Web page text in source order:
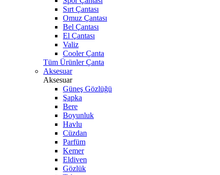
Sırt Çantası
Omuz Çantası
Bel Çantası
El Çantası
Valiz
Cooler Çanta
Tüm Ürünler Çanta
Aksesuar
Aksesuar
Güneş Gözlüğü
Şapka
Bere
Boyunluk
Havlu
Cüzdan
Parfüm
Kemer
Eldiven
Gözlük